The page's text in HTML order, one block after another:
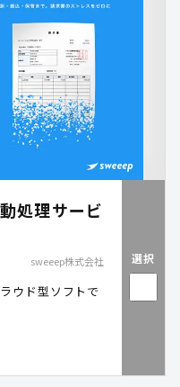
処理サービ
sweeep株式会社
ウド型ソフトで
選択